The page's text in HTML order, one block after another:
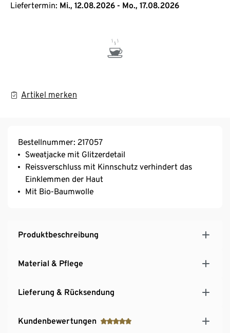
Liefertermin: Mi., 12.08.2026 - Mo., 17.08.2026
Artikel merken
Bestellnummer: 217057
Sweatjacke mit Glitzerdetail
Reissverschluss mit Kinnschutz verhindert das
Einklemmen der Haut
Mit Bio-Baumwolle
Produktbeschreibung
Material & Pflege
Lieferung & Rücksendung
Kundenbewertungen